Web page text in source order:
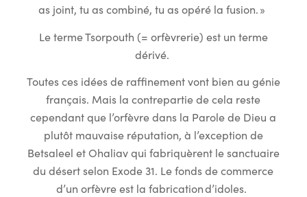
as joint, tu as combiné, tu as opéré la fusion. »
Le terme Tsorpouth (= orfèvrerie) est un terme
dérivé.
Toutes ces idées de raffinement vont bien au génie
français. Mais la contrepartie de cela reste
cependant que l’orfèvre dans la Parole de Dieu a
plutôt mauvaise réputation, à l’exception de
Betsaleel et Ohaliav qui fabriquèrent le sanctuaire
du désert selon Exode 31. Le fonds de commerce
d’un orfèvre est la fabrication d’idoles.